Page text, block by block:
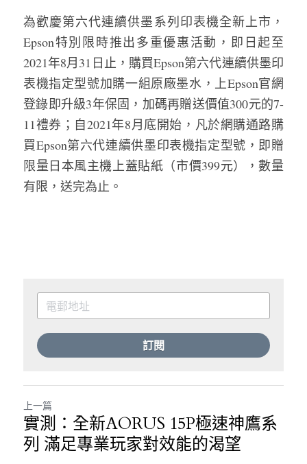
為歡慶第六代連續供墨系列印表機全新上市，
Epson特別限時推出多重優惠活動，即日起至
2021年8月31日止，購買Epson第六代連續供墨印
表機指定型號加購一組原廠墨水，上Epson官網
登錄即升級3年保固，加碼再贈送價值300元的7-
11禮券；自2021年8月底開始，凡於網購通路購
買Epson第六代連續供墨印表機指定型號，即贈
限量日本風主機上蓋貼紙（市價399元），數量
有限，送完為止。
訂閱
上一篇
實測：全新AORUS 15P極速神鷹系
列 滿足專業玩家對效能的渴望